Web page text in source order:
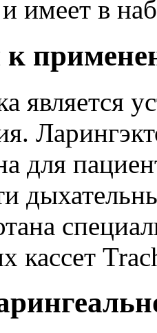
имеет в
к
является
для
кассет